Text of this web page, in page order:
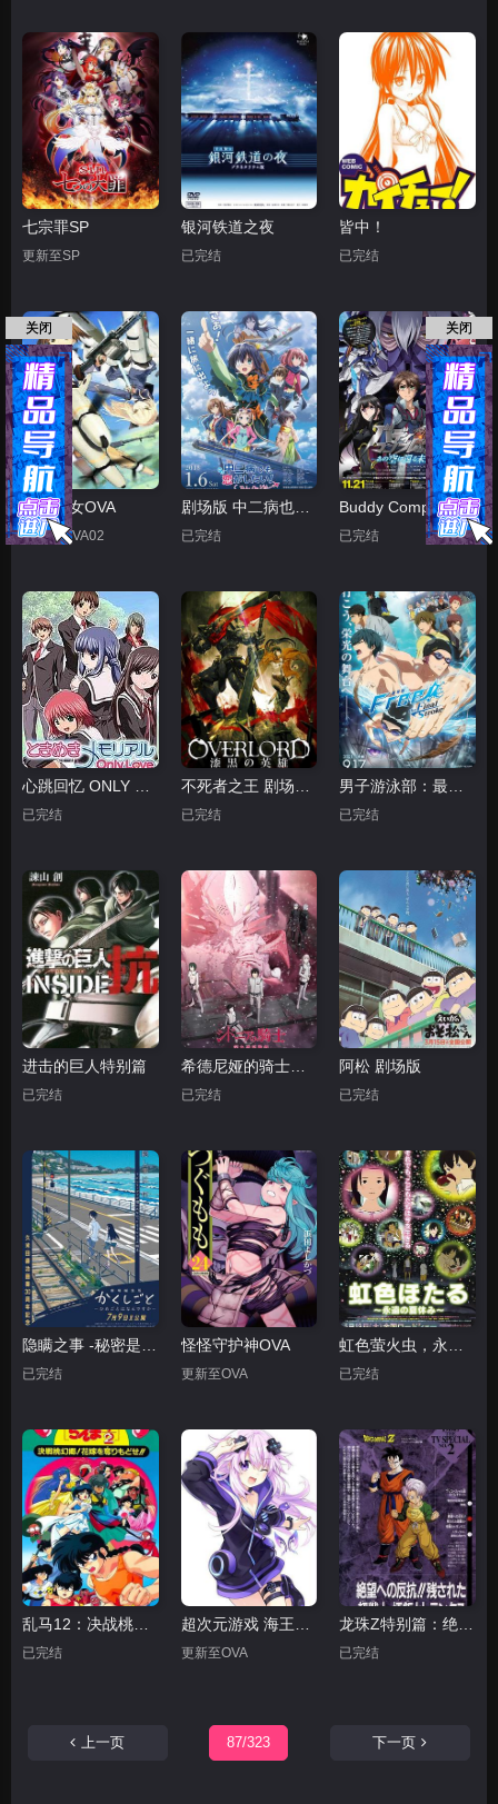
七宗罪SP
更新至SP
银河铁道之夜
已完结
皆中！
已完结
强袭魔女OVA
更新至OVA02
剧场版 中二病也要谈恋爱！ -Take On Me-
已完结
Buddy Complex 完结篇
已完结
已完结 已完结 已完结
进击的巨人特别篇
已完结
希德尼娅的骑士第二季 第九行星战役
已完结
阿松 剧场版
已完结
已完结
怪怪守护神OVA
更新至OVA 已完结
乱马12：决战桃源乡！夺回新娘子！！
已完结
超次元游戏 海王星 ～充满涅普涅普的感谢祭～
更新至OVA
龙珠Z特别篇：绝望的反抗!! 仅存的超战士悟饭和特兰克斯
已完结
上一页 87/323 下一页
关闭 关闭